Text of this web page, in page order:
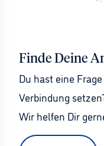
Finde Deine
Du hast eine
Verbindung
Wir helfen Dir